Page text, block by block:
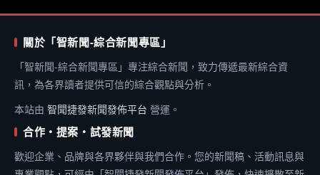
關於「智新聞-綜合新聞專區」
「智新聞-綜合新聞專區」專注綜合新聞，致力傳遞最新綜合資
訊，為各界讀者提供可信的綜合觀點與分析。
本站由 智聞捷發新聞發佈平台 營運。
合作・提案・試發新聞
歡迎企業、品牌與各界夥伴與我們合作。您的新聞稿、活動訊息與